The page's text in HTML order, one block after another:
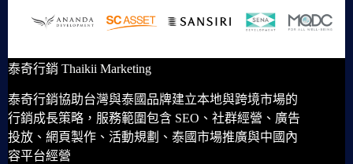
泰奇行銷 Thaikii Marketing
泰奇行銷協助台灣與泰國品牌建立本地與跨境市場的
行銷成長策略，服務範圍包含 SEO、社群經營、廣告
投放、網頁製作、活動規劃、泰國市場推廣與中國內
容平台經營